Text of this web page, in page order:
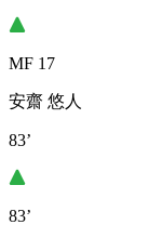
MF 17
安齋 悠人
83’
83’